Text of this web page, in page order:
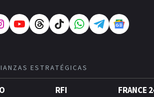
ESTRATÉGICAS
RFI FRANCE